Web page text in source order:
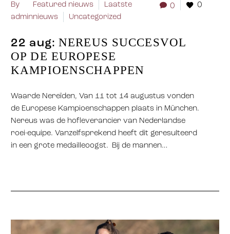
0 0
By
admin
Featured nieuws
Laatste
nieuws
Uncategorized
22 aug: NEREUS SUCCESVOL
OP DE EUROPESE
KAMPIOENSCHAPPEN
Waarde Nereïden, Van 11 tot 14 augustus vonden
de Europese Kampioenschappen plaats in München.
Nereus was de hofleverancier van Nederlandse
roei-equipe. Vanzelfsprekend heeft dit geresulteerd
in een grote medailleoogst. Bij de mannen…